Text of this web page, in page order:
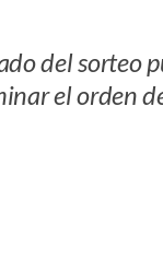
del sorteo
el orden